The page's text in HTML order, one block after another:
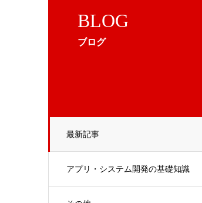
BLOG
ブログ
最新記事
アプリ・システム開発の基礎知識